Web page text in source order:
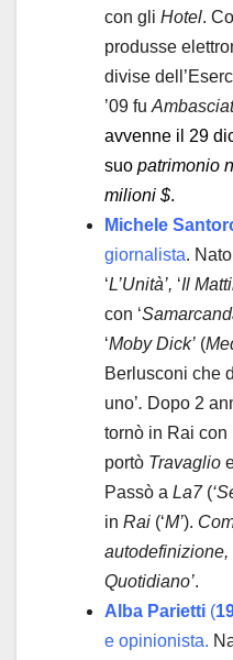
con gli Hotel.
produsse
divise
’09 fu
avvenne il 29
suo patrimonio
milioni $.
Michele
giornalista.
‘L’Unità’, ‘Il
con ‘
‘Moby Dick’ (
Berlusconi che
uno’. Dopo 2
tornò in Rai con
portò Travaglio
Passò a La7 (
in Rai (‘M’).
autodefinizione,
Quotidiano’.
Alba Parietti (
e opinionista.